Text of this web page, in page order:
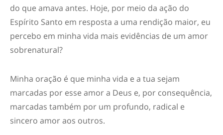
do que amava antes. Hoje, por meio da ação do
Espírito Santo em resposta a uma rendição maior, eu
percebo em minha vida mais evidências de um amor
sobrenatural?
Minha oração é que minha vida e a tua sejam
marcadas por esse amor a Deus e, por consequência,
marcadas também por um profundo, radical e
sincero amor aos outros.